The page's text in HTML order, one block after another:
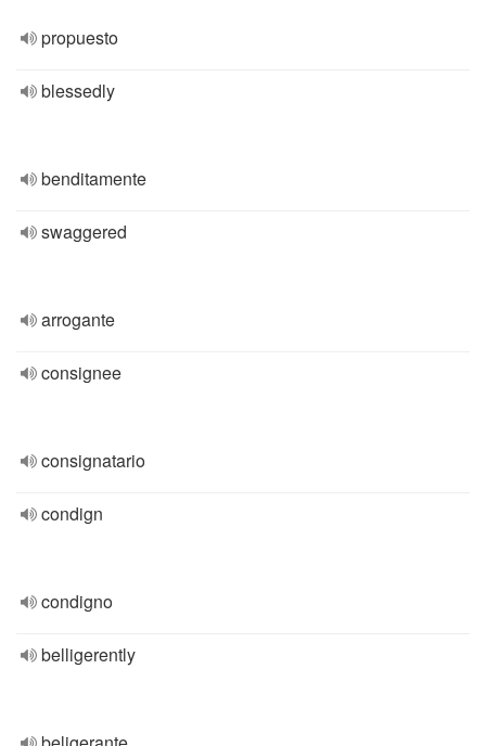
propuesto
blessedly
benditamente
swaggered
arrogante
consignee
consignatario
condign
condigno
belligerently